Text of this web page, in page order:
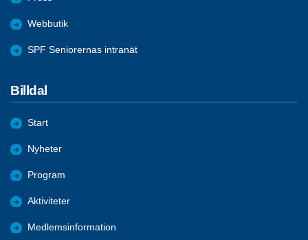
Webbutik
SPF Seniorernas intranät
Billdal
Start
Nyheter
Program
Aktiviteter
Medlemsinformation